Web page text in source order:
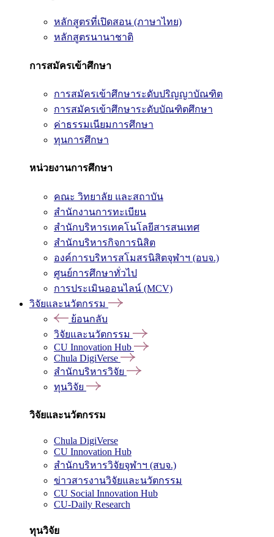
หลักสูตรที่เปิดสอน (ภาษาไทย)
หลักสูตรนานาชาติ
การสมัครเข้าศึกษา
การสมัครเข้าศึกษาระดับปริญญาบัณฑิต
การสมัครเข้าศึกษาระดับบัณฑิตศึกษา
ค่าธรรมเนียมการศึกษา
ทุนการศึกษา
หน่วยงานการศึกษา
คณะ วิทยาลัย และสถาบัน
สำนักงานการทะเบียน
สำนักบริหารเทคโนโลยีสารสนเทศ
สำนักบริหารกิจการนิสิต
องค์การบริหารสโมสรนิสิตจุฬาฯ (อบจ.)
ศูนย์การศึกษาทั่วไป
การประเมินออนไลน์ (MCV)
วิจัยและนวัตกรรม
ย้อนกลับ
วิจัยและนวัตกรรม
CU Innovation Hub
Chula DigiVerse
สำนักบริหารวิจัย
ทุนวิจัย
วิจัยและนวัตกรรม
Chula DigiVerse
CU Innovation Hub
สำนักบริหารวิจัยจุฬาฯ (สบจ.)
ข่าวสารงานวิจัยและนวัตกรรม
CU Social Innovation Hub
CU-Daily Research
ทุนวิจัย